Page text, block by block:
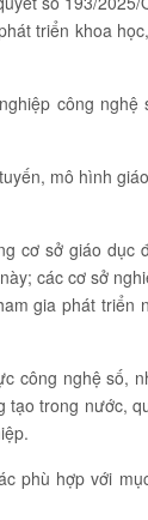
triển khoa
công
mô hình
cơ sở giáo dục
các cơ sở
gia phát triển
công nghệ số,
trong nước,
phù hợp với